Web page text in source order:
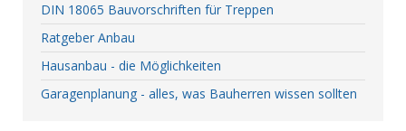
DIN 18065 Bauvorschriften für Treppen
Ratgeber Anbau
Hausanbau - die Möglichkeiten
Garagenplanung - alles, was Bauherren wissen sollten